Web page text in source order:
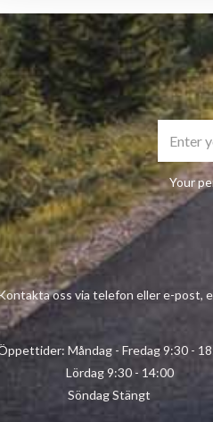
Your
oss via telefon eller e-post,
Måndag - Fredag 9:30 -
9:30 - 14:00
Söndag Stängt